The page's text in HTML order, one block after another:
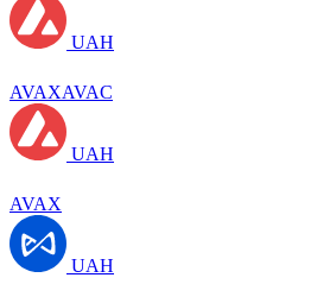
UAH
AVAXAVAC
UAH
AVAX
UAH